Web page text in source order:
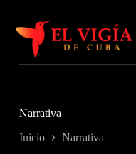
contenido
Narrativa
Inicio Narrativa